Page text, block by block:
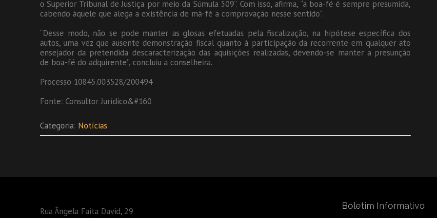
o Superior Tribunal de Justiça por meio da Súmula 509”. Com isso, afirma, “a boa-fé é sempre presumida,
cabendo àquele que alega a existência de má-fé a comprovação nesse sentido”.
“Desse modo, não se pode manter as glosas efetuadas pela fiscalização, na hipótese específica dos
autos, uma vez que ausente demonstração fiscal quanto à participação da recorrente em qualquer ato
ensejador da pretendida descaracterização das aquisições realizadas, devendo-se manter a presunção
de boa-fé do adquirente”, concluiu a conselheira.
Processo 10845.003528/200494
Fonte: Consultor Jurídico&#160
Categoria: Notícias
Rua Ângela Faita David, 29
Boletim Informativo